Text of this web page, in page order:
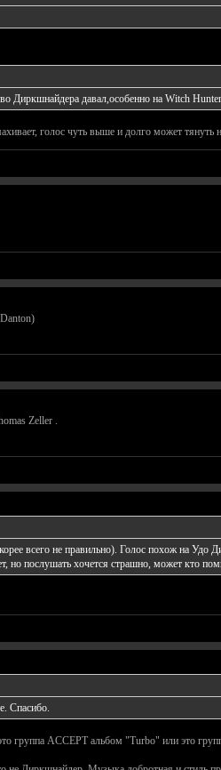
Диркшнайдера давал,особенно на Witch
голос чуть выше и долго может тянуть
Zeller .
всего не правильно). Голос похож на Удо
послушать хочется страшно, может кто
Спасибо.
группа ACCEPT альбом "Turbo" или это